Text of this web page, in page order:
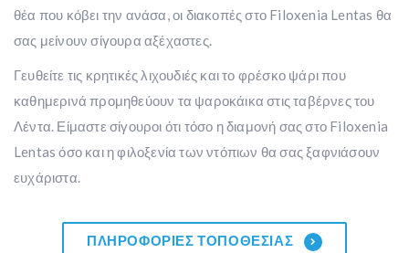
θέα που κόβει την ανάσα, οι διακοπές στο Filoxenia Lentas θα
σας μείνουν σίγουρα αξέχαστες.
Γευθείτε τις κρητικές λιχουδιές και το φρέσκο ψάρι που
καθημερινά προμηθεύουν τα ψαροκάικα στις ταβέρνες του
Λέντα. Είμαστε σίγουροι ότι τόσο η διαμονή σας στο Filoxenia
Lentas όσο και η φιλοξενία των ντόπιων θα σας ξαφνιάσουν
ευχάριστα.
ΠΛΗΡΟΦΟΡΊΕΣ ΤΟΠΟΘΕΣΊΑΣ